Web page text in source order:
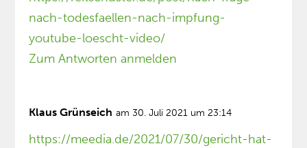
nach-todesfaellen-nach-impfung-
youtube-loescht-video/
Zum Antworten anmelden
Klaus Grünseich am 30. Juli 2021 um 23:14
https://meedia.de/2021/07/30/gericht-hat-